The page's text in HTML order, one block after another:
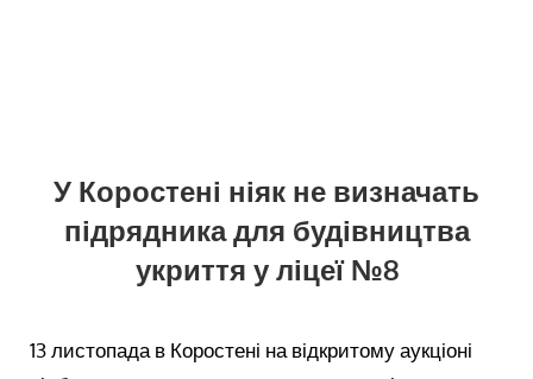
У Коростені ніяк не визначать
підрядника для будівництва
укриття у ліцеї №8
13 листопада в Коростені на відкритому аукціоні